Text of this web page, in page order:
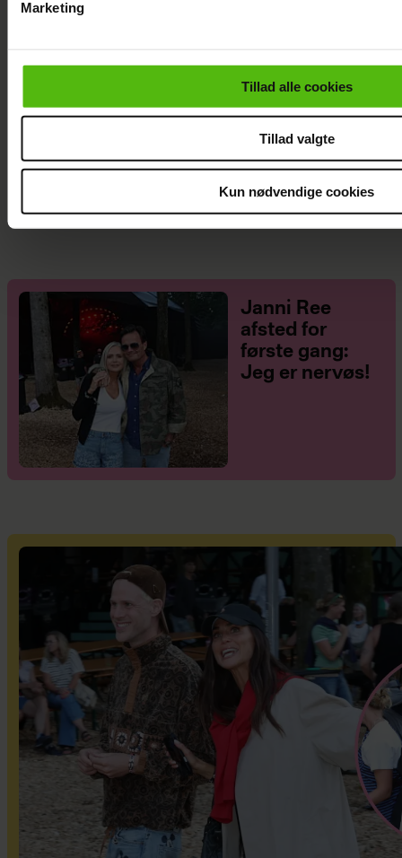
cookiepolitik.
Marketing
Tillad alle cookies
Tillad valgte
Kun nødvendige cookies
Janni Ree
afsted for
første gang:
Jeg er nervøs!